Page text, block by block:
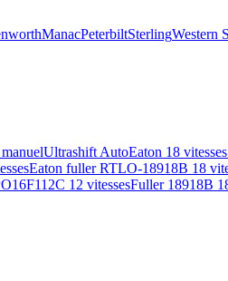
ManacPeterbiltSterlingWestern
Ultrashift AutoEaton 18 vitesses
Eaton fuller RTLO-18918B 18
12 vitessesFuller 18918B